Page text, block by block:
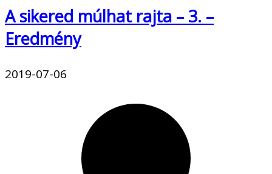
A sikered múlhat rajta – 3. –
Eredmény
2019-07-06